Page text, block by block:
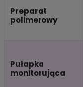
Preparat
polimerowy
Pułapka
monitorująca